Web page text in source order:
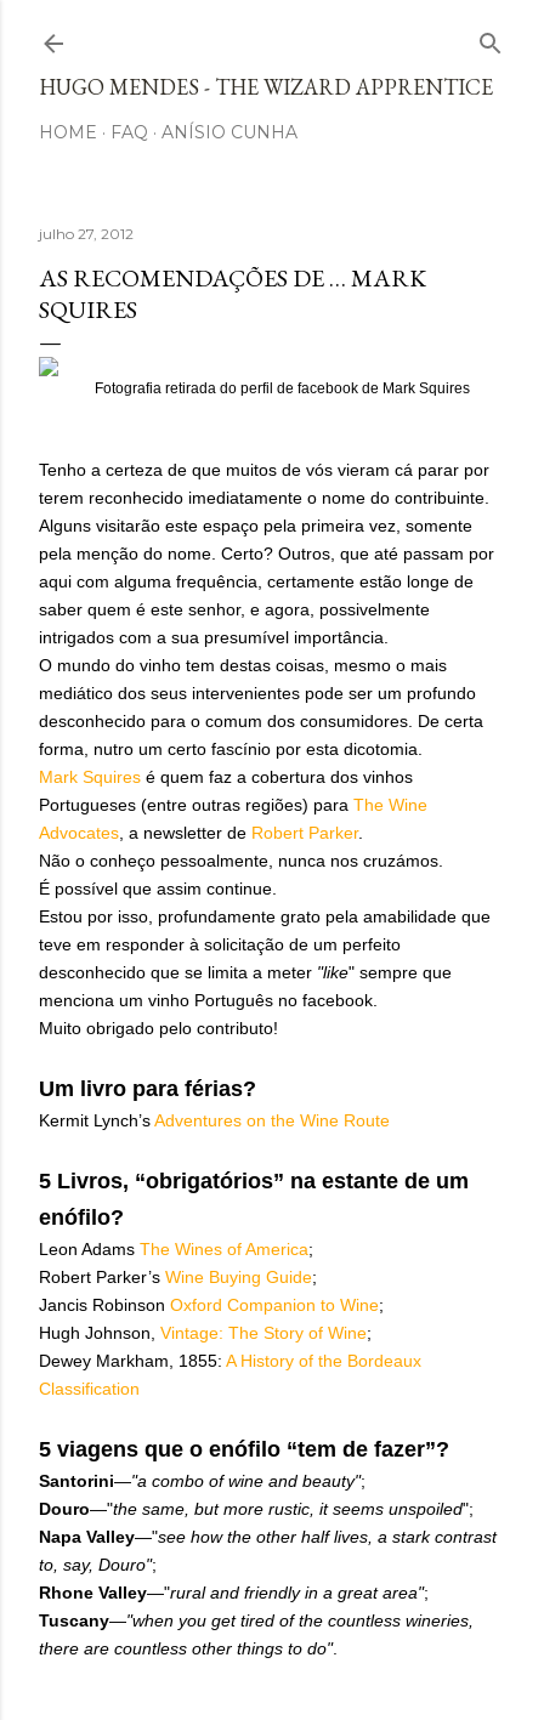
HUGO MENDES - THE WIZARD APPRENTICE
HOME FAQ ANÍSIO CUNHA
julho 27, 2012
AS RECOMENDAÇÕES DE … MARK
SQUIRES
Fotografia retirada do perfil de facebook de Mark Squires
Tenho a certeza de que muitos de vós vieram cá parar por
terem reconhecido imediatamente o nome do contribuinte.
Alguns visitarão este espaço pela primeira vez, somente
pela menção do nome. Certo? Outros, que até passam por
aqui com alguma frequência, certamente estão longe de
saber quem é este senhor, e agora, possivelmente
intrigados com a sua presumível importância.
O mundo do vinho tem destas coisas, mesmo o mais
mediático dos seus intervenientes pode ser um profundo
desconhecido para o comum dos consumidores. De certa
forma, nutro um certo fascínio por esta dicotomia.
Mark Squires é quem faz a cobertura dos vinhos
Portugueses (entre outras regiões) para The Wine
Advocates , a newsletter de Robert Parker.
Não o conheço pessoalmente, nunca nos cruzámos.
É possível que assim continue.
Estou por isso, profundamente grato pela amabilidade que
teve em responder à solicitação de um perfeito
desconhecido que se limita a meter "like" sempre que
menciona um vinho Português no facebook.
Muito obrigado pelo contributo!
Um livro para férias?
Kermit Lynch’sAdventures on the Wine Route
5 Livros, “obrigatórios” na estante de um
enófilo?
Leon Adams The Wines of America;
Robert Parker’s Wine Buying Guide;
Jancis Robinson Oxford Companion to Wine;
Hugh Johnson, Vintage: The Story of Wine;
Dewey Markham, 1855: A History of the Bordeaux
Classification
5 viagens que o enófilo “tem de fazer”?
Santorini—"a combo of wine and beauty";
Douro—"the same, but more rustic, it seems unspoiled";
Napa Valley—"see how the other half lives, a stark contrast
to, say, Douro";
Rhone Valley—"rural and friendly in a great area";
Tuscany—"when you get tired of the countless wineries,
there are countless other things to do".